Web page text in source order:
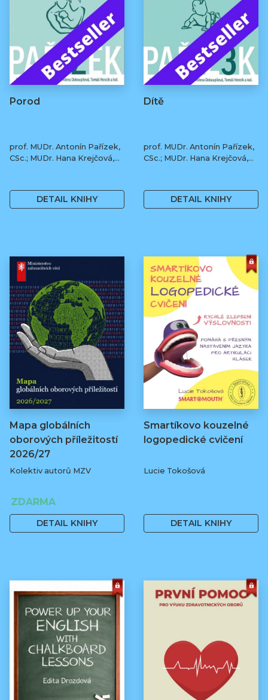
Porod
prof. MUDr. Antonín Pařízek,
CSc.; MUDr. Hana Krejčová,
Tomáš Honzík, Ph.D. a kol.
DETAIL KNIHY
Dítě
prof. MUDr. Antonín Pařízek,
CSc.; MUDr. Hana Krejčová,
Tomáš Honzík, Ph.D. a kol.
DETAIL KNIHY
Mapa globálních
oborových příležitostí
2026/27
Kolektiv autorů MZV
ZDARMA
DETAIL KNIHY
Smartíkovo kouzelné
logopedické cvičení
Lucie Tokošová
DETAIL KNIHY